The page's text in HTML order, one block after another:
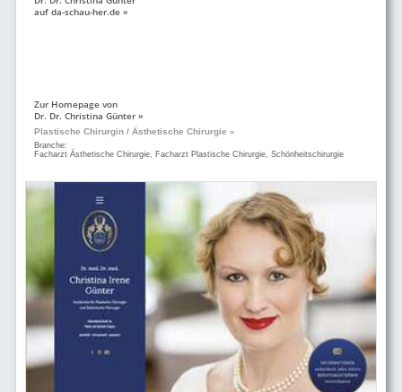
auf da-schau-her.de »
Zur Homepage von
Dr. Dr. Christina Günter »
Plastische Chirurgin / Ästhetische Chirurgie »
Branche:
Facharzt Ästhetische Chirurgie, Facharzt Plastische Chirurgie, Schönheitschirurgie